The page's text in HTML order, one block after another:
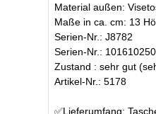
Material außen:
Maße in ca. cm: 13
Serien-Nr.: J8782
Serien-Nr.:
Zustand : sehr gut
Artikel-Nr.: 5178
✅Lieferumfang: